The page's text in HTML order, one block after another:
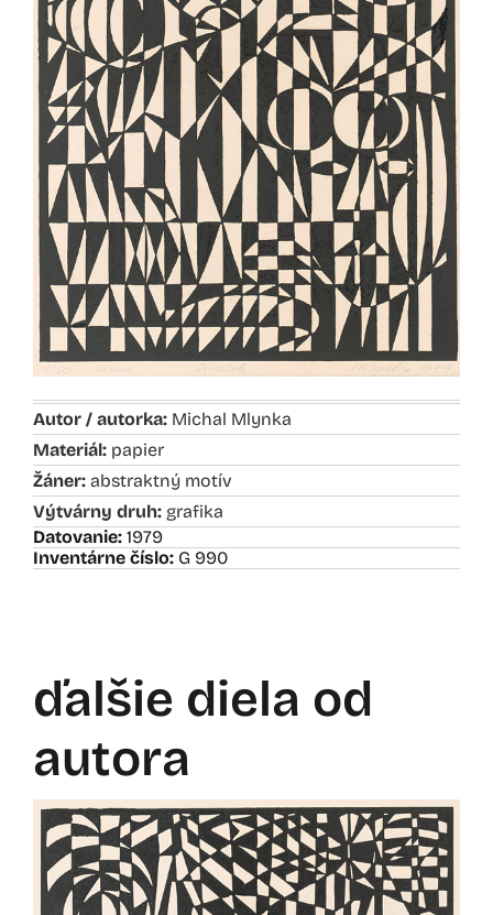
Autor / autorka: Michal Mlynka
Materiál: papier
Žáner: abstraktný motív
Výtvárny druh: grafika
Datovanie: 1979
Inventárne číslo: G 990
ďalšie diela od
autora